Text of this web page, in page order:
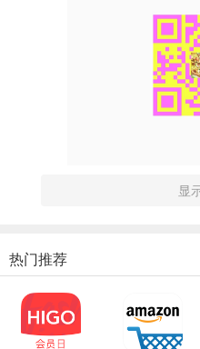
显
热门推荐